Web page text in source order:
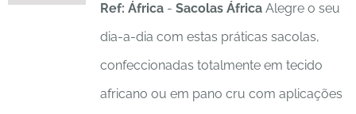
Ref: África- Sacolas ÁfricaAlegre o seu
dia-a-dia com estas práticas sacolas,
confeccionadas totalmente em tecido
africano ou em pano cru com aplicações